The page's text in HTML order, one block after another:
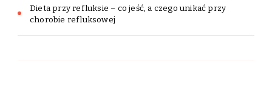
Dieta przy refluksie – co jeść, a czego unikać przy
chorobie refluksowej